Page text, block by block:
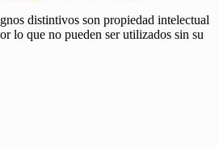
distintivos son propiedad intelectual
lo que no pueden ser utilizados sin su